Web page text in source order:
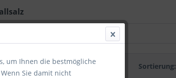
Sortierung:
um Ihnen die bestmögliche
Sie damit nicht